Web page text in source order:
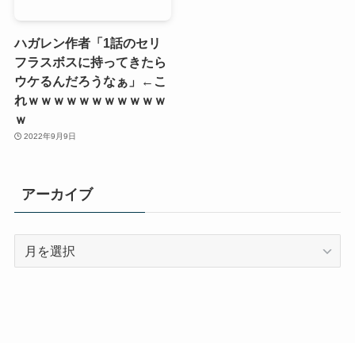
ハガレン作者「1話のセリ
フラスボスに持ってきたら
ウケるんだろうなぁ」←こ
れｗｗｗｗｗｗｗｗｗｗｗ
ｗ
2022年9月9日
アーカイブ